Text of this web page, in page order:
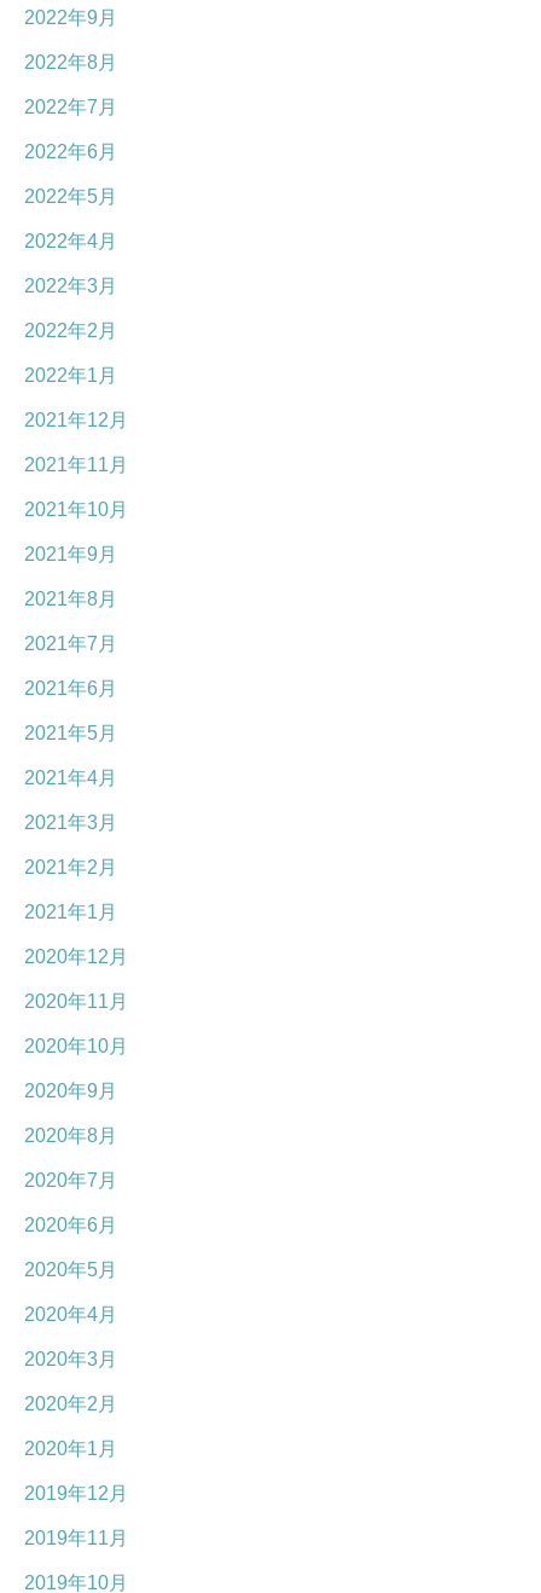
2022年9月
2022年8月
2022年7月
2022年6月
2022年5月
2022年4月
2022年3月
2022年2月
2022年1月
2021年12月
2021年11月
2021年10月
2021年9月
2021年8月
2021年7月
2021年6月
2021年5月
2021年4月
2021年3月
2021年2月
2021年1月
2020年12月
2020年11月
2020年10月
2020年9月
2020年8月
2020年7月
2020年6月
2020年5月
2020年4月
2020年3月
2020年2月
2020年1月
2019年12月
2019年11月
2019年10月